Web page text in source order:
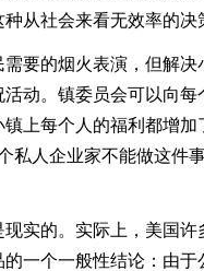
从社会来看无效率的决
要的烟火表演，但解
动。镇委员会可以向
镇上每个人的福利都增
私人企业家不能做这件
实的。实际上，美国
一个一般性结论：由